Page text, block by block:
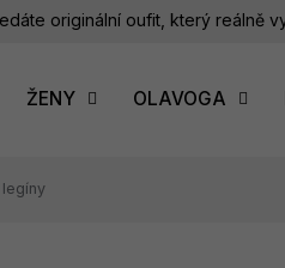
originální oufit, který reálně
ŽENY OLAVOGA